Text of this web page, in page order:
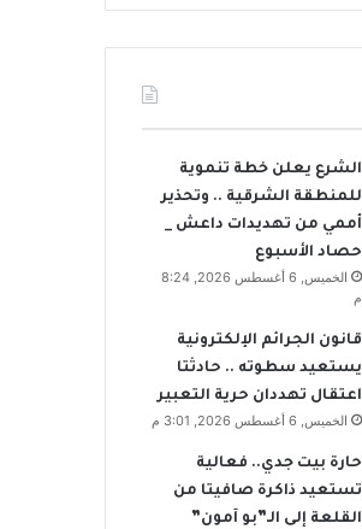
الشرع يعلن خطة تنموية
للمنطقة الشرقية .. وتحذير
أممي من تهديدات داعش _
حصاد الأسبوع
الخميس, 6 أغسطس 2026, 8:24
م
قانون الجرائم الإلكترونية
يستعيد سطوته .. حادثتا
اعتقال تهددان حرية التعبير
الخميس, 6 أغسطس 2026, 3:01 م
حارة بيت جدي.. فعالية
تستعيد ذاكرة صافيتا من
القلعة إلى الـ”بو آمون”